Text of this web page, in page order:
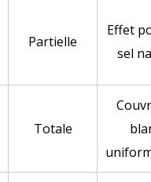
Partielle
Effet
sel
Totale